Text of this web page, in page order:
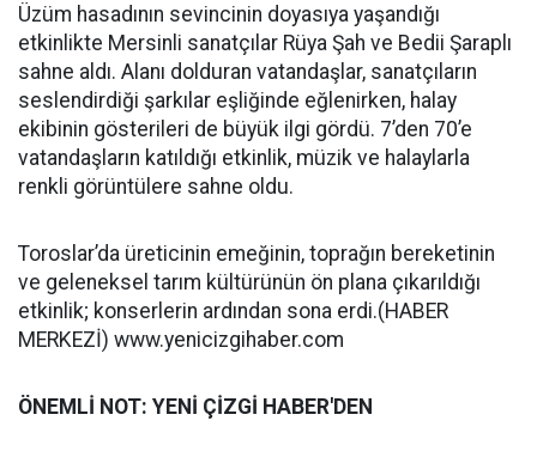
Üzüm hasadının sevincinin doyasıya yaşandığı
etkinlikte Mersinli sanatçılar Rüya Şah ve Bedii Şaraplı
sahne aldı. Alanı dolduran vatandaşlar, sanatçıların
seslendirdiği şarkılar eşliğinde eğlenirken, halay
ekibinin gösterileri de büyük ilgi gördü. 7’den 70’e
vatandaşların katıldığı etkinlik, müzik ve halaylarla
renkli görüntülere sahne oldu.
Toroslar’da üreticinin emeğinin, toprağın bereketinin
ve geleneksel tarım kültürünün ön plana çıkarıldığı
etkinlik; konserlerin ardından sona erdi.(HABER
MERKEZİ) www.yenicizgihaber.com
ÖNEMLİ NOT: YENİ ÇİZGİ HABER'DEN